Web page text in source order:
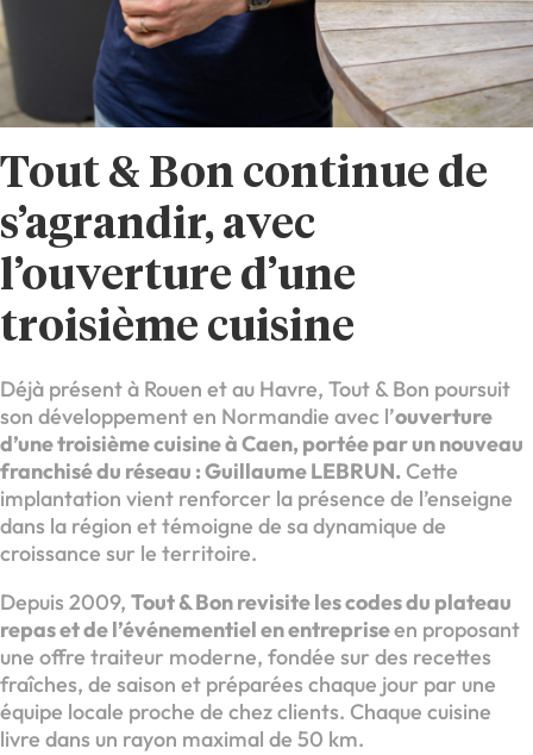
Tout & Bon continue de
s’agrandir, avec
l’ouverture d’une
troisième cuisine
Déjà présent à Rouen et au Havre, Tout & Bon poursuit
son développement en Normandie avec l’ouverture
d’une troisième cuisine à Caen, portée par un nouveau
franchisé du réseau : Guillaume LEBRUN.Cette
implantation vient renforcer la présence de l’enseigne
dans la région et témoigne de sa dynamique de
croissance sur le territoire.
Depuis 2009, Tout & Bon revisite les codes du plateau
repas et de l’événementiel en entrepriseen proposant
une offre traiteur moderne, fondée sur des recettes
fraîches, de saison et préparées chaque jour par une
équipe locale proche de chez clients. Chaque cuisine
livre dans un rayon maximal de 50 km.